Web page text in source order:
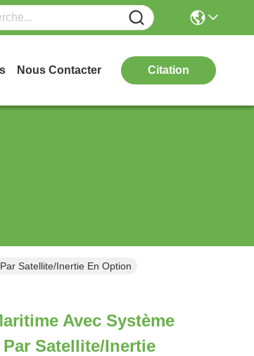
Nous Contacter Citation
Satellite/inertie En Option
Avec Système
Satellite/inertie